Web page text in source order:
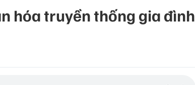
hóa truyền thống gia đình